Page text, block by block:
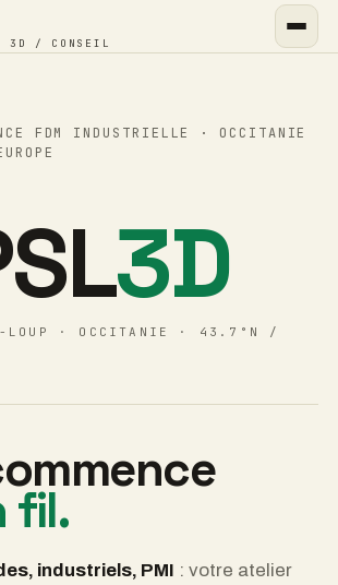
3D / CONSEIL
FDM INDUSTRIELLE · OCCITANIE
3D
LOUP · OCCITANIE · 43.7°N /
fil.
industriels, PMI : votre atelier